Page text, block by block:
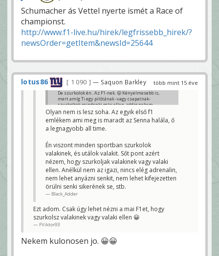
Schumacher ás Vettel nyerte ismét a Race of
championst.
http://www.f1-live.hu/hirek/legfrissebb_hirek/?
newsOrder=getItem&newsId=25644
több mint 15 éve
lotus86 1 090 — Saquon Barkley
De szurkolok én.. Az F1-nek. 😛 Kényelmesebb is,
mert amíg Ti egy pilótának -vagy csapatnak-
szurkoltok mindenki más ellen, addig nekem
mindegy ki nyer, csak a Red Bull ne... Nagyon régóta
nézem az F1-et, akinek utoljára szurkoltam az
Senna volt. Olyan pilóta meg nincs jelenleg az
együléses kategóriákban. Igaz a többiben sem
nagyon....
Olyan nem is lesz soha. Az egyik első f1
emlékem ami meg is maradt az Senna halála, ő
a legnagyobb all time.
Én viszont minden sportban szurkolok
valakinek, és utálok valakit. Sőt pont azért
nézem, hogy szurkoljak valakinek vagy valaki
ellen. Anélkül nem az igazi, nincs elég adrenalin,
nem lehet anyázni senkit, nem lehet kifejezetten
örülni senki sikerének se, stb.
Black_Adder
Ezt adom. Csak úgy lehet nézni a mai F1et, hogy
szurkolsz valakinek vagy valaki ellen 😀
FViktor93
Nekem kulonosen jo. 😀😀